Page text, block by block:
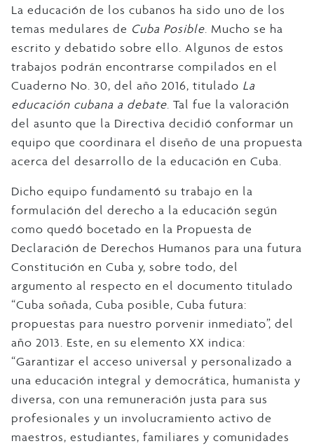
La educación de los cubanos ha sido uno de los
temas medulares de Cuba Posible. Mucho se ha
escrito y debatido sobre ello. Algunos de estos
trabajos podrán encontrarse compilados en el
Cuaderno No. 30, del año 2016, titulado La
educación cubana a debate. Tal fue la valoración
del asunto que la Directiva decidió conformar un
equipo que coordinara el diseño de una propuesta
acerca del desarrollo de la educación en Cuba.
Dicho equipo fundamentó su trabajo en la
formulación del derecho a la educación según
como quedó bocetado en la Propuesta de
Declaración de Derechos Humanos para una futura
Constitución en Cuba y, sobre todo, del
argumento al respecto en el documento titulado
“Cuba soñada, Cuba posible, Cuba futura:
propuestas para nuestro porvenir inmediato”, del
año 2013. Este, en su elemento XX indica:
“Garantizar el acceso universal y personalizado a
una educación integral y democrática, humanista y
diversa, con una remuneración justa para sus
profesionales y un involucramiento activo de
maestros, estudiantes, familiares y comunidades